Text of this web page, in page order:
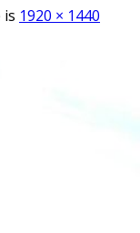
is 1920 × 1440